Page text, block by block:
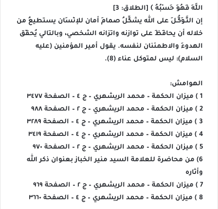
اللَّهِ فَهُوَ حَسْبُهُ ﴾ [الطلاق: 3]
إن التَّـوَكُّـلَ على الله يشكِّلُ صمامَ أمان للإنْسَان يستطيعُ من
خلاله أن يحافِظَ على توازنه واتزانه الشخصي، وبالتالي يُحقّق
الهدوءَ والاطمئنان لنفسه. يقول أمير المؤمنين (عليه
السلام): ليس لمتوكل عناء (8).
الهوامش:
1 ) ميزان الحكمة – محمد الريشهري – ج ٤ – الصفحة ٣٤٧٧
2 ) ميزان الحكمة – محمد الريشهري – ج ٢ – الصفحة ٩٨٨
3 ) ميزان الحكمة – محمد الريشهري – ج ٤ – الصفحة ٣٢٨٩
4 ) ميزان الحكمة – محمد الريشهري – ج ٤ – الصفحة ٣٤١٩
5 ) ميزان الحكمة – محمد الريشهري – ج ٢ – الصفحة ٩٧٠
6) من محاضرة للعلامة السيد منير الخباز بعنوان ذكر الله
وأثاره
7 ) ميزان الحكمة – محمد الريشهري – ج ٢ – الصفحة ٩٦٩
8 ) ميزان الحكمة – محمد الريشهري – ج ٤ – الصفحة ٣٦٦٠